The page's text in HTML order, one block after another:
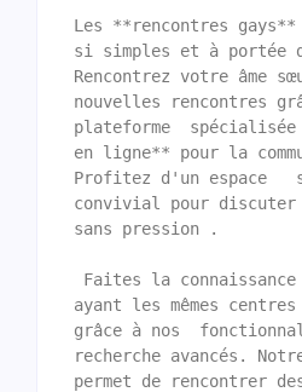
Les **rencontres
si simples et à portée
Rencontrez votre âme
nouvelles rencontres
plateforme  spécialisée
en ligne** pour la
Profitez d'un espace
convivial pour
sans pression .
ayant les mêmes
grâce à nos
recherche avancés.
permet de rencontrer